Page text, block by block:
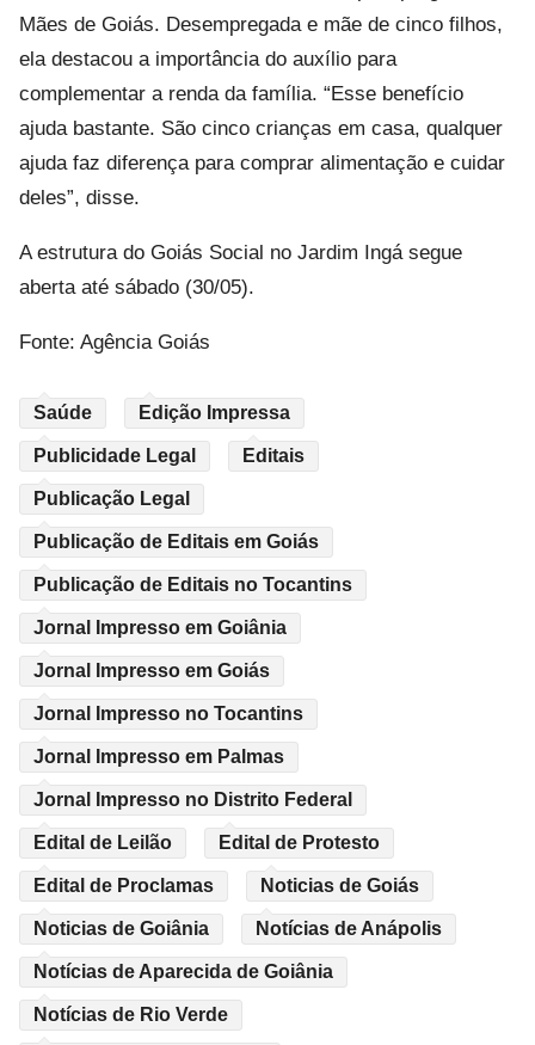
Mães de Goiás. Desempregada e mãe de cinco filhos,
ela destacou a importância do auxílio para
complementar a renda da família. “Esse benefício
ajuda bastante. São cinco crianças em casa, qualquer
ajuda faz diferença para comprar alimentação e cuidar
deles”, disse.
A estrutura do Goiás Social no Jardim Ingá segue
aberta até sábado (30/05).
Fonte: Agência Goiás
Saúde Edição Impressa
Publicidade Legal Editais
Publicação Legal
Publicação de Editais em Goiás
Publicação de Editais no Tocantins
Jornal Impresso em Goiânia
Jornal Impresso em Goiás
Jornal Impresso no Tocantins
Jornal Impresso em Palmas
Jornal Impresso no Distrito Federal
Edital de Leilão Edital de Protesto
Edital de Proclamas Noticias de Goiás
Noticias de Goiânia Notícias de Anápolis
Notícias de Aparecida de Goiânia
Notícias de Rio Verde